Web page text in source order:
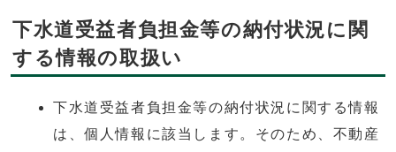
下水道受益者負担金等の納付状況に関
する情報の取扱い
下水道受益者負担金等の納付状況に関する情報
は、個人情報に該当します。そのため、不動産